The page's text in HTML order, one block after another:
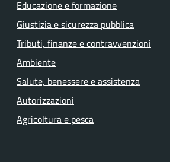
Educazione e formazione
Giustizia e sicurezza pubblica
Tributi, finanze e contravvenzioni
Ambiente
Salute, benessere e assistenza
Autorizzazioni
Agricoltura e pesca